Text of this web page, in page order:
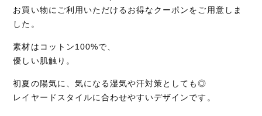
お買い物にご利用いただけるお得なクーポンをご用意しま
した。
素材はコットン100%で、
優しい肌触り。
初夏の陽気に、気になる湿気や汗対策としても◎
レイヤードスタイルに合わせやすいデザインです。